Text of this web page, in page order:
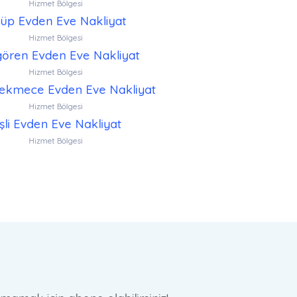
Hizmet Bölgesi
Evden Eve Nakliyat
Hizmet Bölgesi
Evden Eve Nakliyat
Hizmet Bölgesi
Evden Eve Nakliyat
Hizmet Bölgesi
Evden Eve Nakliyat
Hizmet Bölgesi